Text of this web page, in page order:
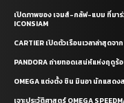
เปิดภาพของ เจมส์-กลัฟ-แบม ที่มาร่
ICONSIAM
CARTIER เปิดตัวเรือนเวลาล่าสุดจ
PANDORA ถ่ายทอดเสน่ห์แห่งฤดูร้
OMEGA แต่งตั้ง ชิน มินอา นักแสด
เจาะประวัติศาสตร์ OMEGA